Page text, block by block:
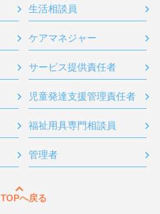
生活相談員
ケアマネジャー
サービス提供責任者
児童発達支援管理責任者
福祉用具専門相談員
管理者
TOPへ戻る